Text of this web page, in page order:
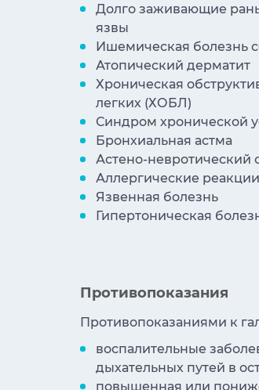
Долго заживающие
язвы
Ишемическая болезнь
Атопический дерматит
Хроническая
легких (ХОБЛ)
Синдром хронической
Бронхиальная астма
Астено-невротический
Аллергические реакции
Язвенная болезнь
Гипертоническая
Противопоказания
Противопоказаниями к
воспалительные
дыхательных путей в
повышенная или